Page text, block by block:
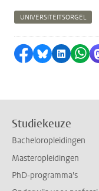
UNIVERSITEITSORGEL
Delen op
Delen via
Delen
Studiekeuze
Bacheloropleidingen
Masteropleidingen
PhD-programma's